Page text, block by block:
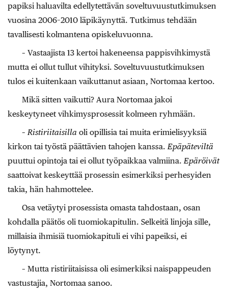
papiksi haluavilta edellytettävän soveltuvuustutkimuksen
vuosina 2006–2010 läpikäynyttä. Tutkimus tehdään
tavallisesti kolmantena opiskeluvuonna.
– Vastaajista 13 kertoi hakeneensa pappisvihkimystä
mutta ei ollut tullut vihityksi. Soveltuvuustutkimuksen
tulos ei kuitenkaan vaikuttanut asiaan, Nortomaa kertoo.
Mikä sitten vaikutti? Aura Nortomaa jakoi
keskeytyneet vihkimysprosessit kolmeen ryhmään.
– Ristiriitaisilla oli opillisia tai muita erimielisyyksiä
kirkon tai työstä päättävien tahojen kanssa. Epäpäteviltä
puuttui opintoja tai ei ollut työpaikkaa valmiina. Epäröivät
saattoivat keskeyttää prosessin esimerkiksi perhesyiden
takia, hän hahmottelee.
Osa vetäytyi prosessista omasta tahdostaan, osan
kohdalla päätös oli tuomiokapitulin. Selkeitä linjoja sille,
millaisia ihmisiä tuomiokapituli ei vihi papeiksi, ei
löytynyt.
– Mutta ristiriitaisissa oli esimerkiksi naispappeuden
vastustajia, Nortomaa sanoo.